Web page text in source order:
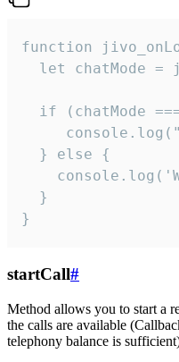
function
let chatMode =
if (chatMode
  } else {
  }
}
startCall#
Method allows you to start a
the calls are available
telephony balance is